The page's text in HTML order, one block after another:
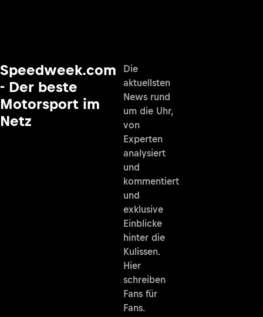
Speedweek.com
- Der beste
Motorsport im
Netz
Die
aktuellsten
News rund
um die Uhr,
von
Experten
analysiert
und
kommentiert
und
exklusive
Einblicke
hinter die
Kulissen.
Hier
schreiben
Fans für
Fans.